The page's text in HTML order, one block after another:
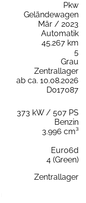
Pkw
Geländewagen
Mär / 2023
Automatik
45.267 km
5
Grau
Zentrallager
ab ca. 10.08.2026
D017087
373 kW / 507 PS
Benzin
3.996 cm³
Euro6d
4 (Green)
Zentrallager